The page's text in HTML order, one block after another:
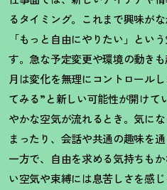
るタイミング。これまで興味が
「もっと自由にやりたい」とい
す。急な予定変更や環境の動き
月は変化を無理にコントロール
てみる”と新しい可能性が開けて
やかな空気が流れるとき。気に
まったり、会話や共通の趣味を
一方で、自由を求める気持ちも
い空気や束縛には息苦しさを感じ